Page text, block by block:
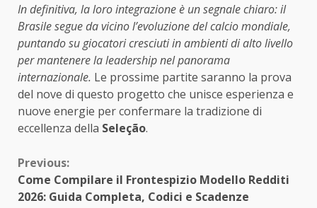
In definitiva, la loro integrazione è un segnale chiaro: il
Brasile segue da vicino l’evoluzione del calcio mondiale,
puntando su giocatori cresciuti in ambienti di alto livello
per mantenere la leadership nel panorama
internazionale. Le prossime partite saranno la prova
del nove di questo progetto che unisce esperienza e
nuove energie per confermare la tradizione di
eccellenza della Seleção.
Continue
Reading
Previous:
Come Compilare il Frontespizio Modello Redditi
2026: Guida Completa, Codici e Scadenze